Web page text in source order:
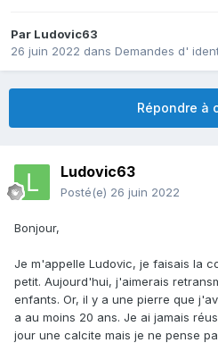
Par Ludovic63
26 juin 2022 dans Demandes d'
Répondre à
Ludovic63
Posté(e) 26 juin 2022
Bonjour,
Je m'appelle Ludovic, je faisais la
petit. Aujourd'hui, j'aimerais
enfants. Or, il y a une pierre que
a au moins 20 ans. Je ai jamais
jour une calcite mais je ne pense